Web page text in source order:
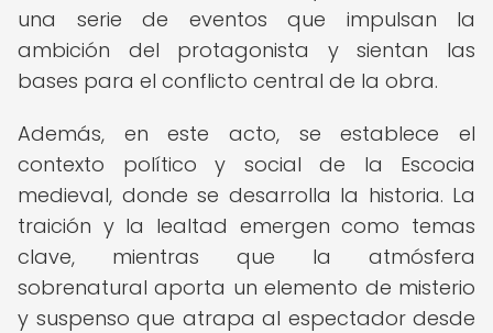
una serie de eventos que impulsan la
ambición del protagonista y sientan las
bases para el conflicto central de la obra.
Además, en este acto, se establece el
contexto político y social de la Escocia
medieval, donde se desarrolla la historia. La
traición y la lealtad emergen como temas
clave, mientras que la atmósfera
sobrenatural aporta un elemento de misterio
y suspenso que atrapa al espectador desde